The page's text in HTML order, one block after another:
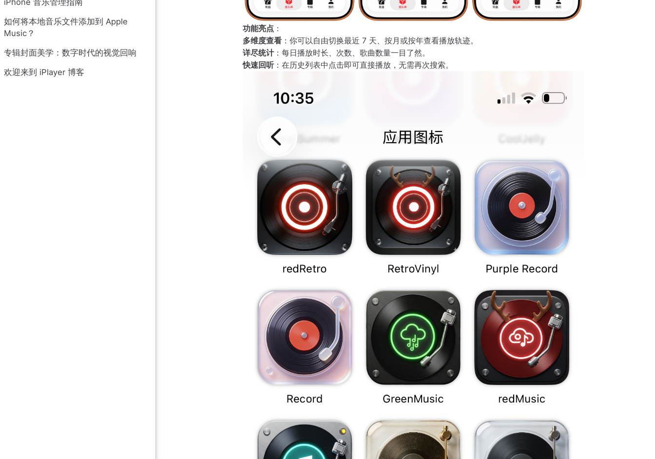
iPhone 音乐管理指南
如何将本地音乐文件添加到 Apple
Music？
专辑封面美学：数字时代的视觉回响
欢迎来到 iPlayer 博客
功能亮点 ：
多维度查看 ：你可以自由切换最近 7 天、按月或按年查看播放轨迹。
详尽统计：每日播放时长、次数、歌曲数量一目了然。
快速回听：在历史列表中点击即可直接播放，无需再次搜索。